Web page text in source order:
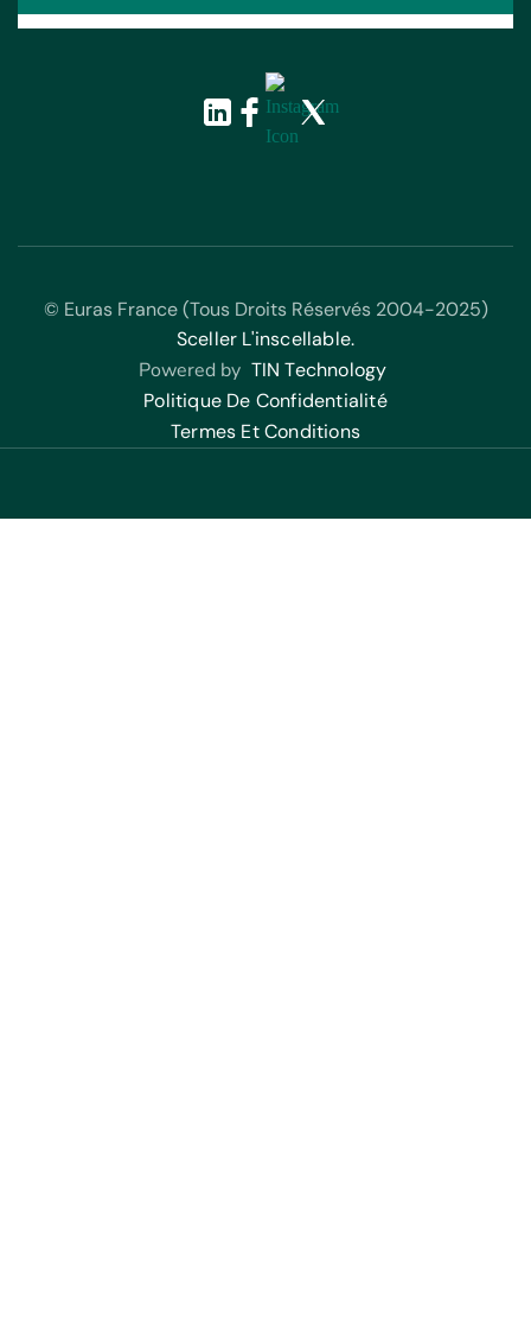
© Euras France (Tous Droits Réservés 2004-2025)
Sceller L'inscellable.
Powered by TIN Technology
Politique De Confidentialité
Termes Et Conditions